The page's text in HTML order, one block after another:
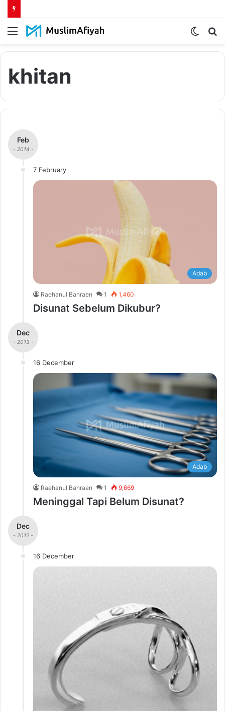
Menu
Switch
khitan
Feb
- 2014 -
7 February
Adab
Raehanul Bahraen 1 1,460
Disunat Sebelum Dikubur?
Dec
- 2013 -
16 December
Adab
Raehanul Bahraen 1 9,669
Meninggal Tapi Belum Disunat?
Dec
- 2012 -
16 December